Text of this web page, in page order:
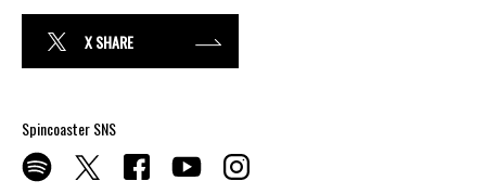
X SHARE
Spincoaster SNS